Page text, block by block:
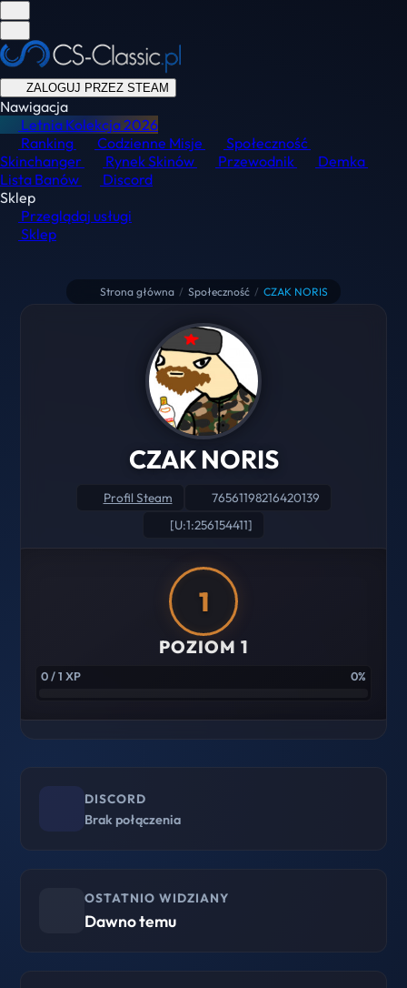
ZALOGUJ PRZEZ STEAM
Nawigacja
Letnia Kolekcja2026
Ranking
Codzienne Misje
Społeczność
Skinchanger
Rynek Skinów Przewodnik
Demka
Lista Banów
Discord
Sklep
Przeglądaj usługi
Sklep
Strona główna / Społeczność / CZAK NORIS
CZAK NORIS
Profil Steam
76561198216420139
[U:1:256154411]
1
POZIOM 1
0 / 1 XP 0%
DISCORD
Brak połączenia
OSTATNIO WIDZIANY
Dawno temu